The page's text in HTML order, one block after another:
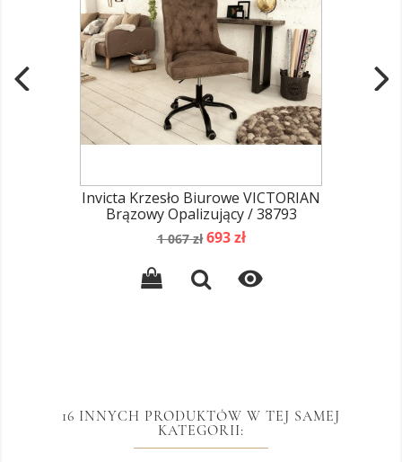
Invicta Krzesło Biurowe VICTORIAN
Brązowy Opalizujący / 38793
Cena
1 067 zł Cena
693 zł

16 INNYCH PRODUKTÓW W TEJ SAMEJ
KATEGORII: